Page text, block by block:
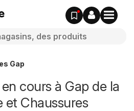
Gap
cours à Gap de la
et Chaussures